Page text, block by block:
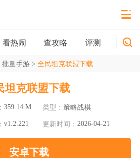
看热闹 查攻略 评测 新游
批量手游> 全民坦克联盟下载
坦克联盟下载
359.14 M 类型： 策略战棋
v1.2.221 更新时间： 2026-04-21
安卓下载